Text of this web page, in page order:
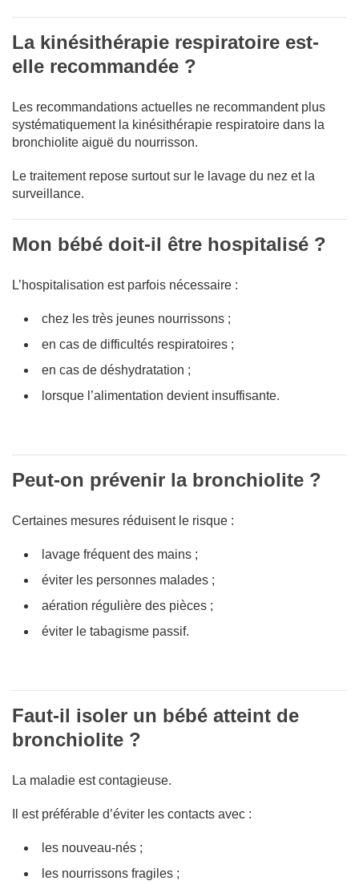
La kinésithérapie respiratoire est-
elle recommandée ?
Les recommandations actuelles ne recommandent plus
systématiquement la kinésithérapie respiratoire dans la
bronchiolite aiguë du nourrisson.
Le traitement repose surtout sur le lavage du nez et la
surveillance.
Mon bébé doit-il être hospitalisé ?
L’hospitalisation est parfois nécessaire :
chez les très jeunes nourrissons ;
en cas de difficultés respiratoires ;
en cas de déshydratation ;
lorsque l’alimentation devient insuffisante.
Peut-on prévenir la bronchiolite ?
Certaines mesures réduisent le risque :
lavage fréquent des mains ;
éviter les personnes malades ;
aération régulière des pièces ;
éviter le tabagisme passif.
Faut-il isoler un bébé atteint de
bronchiolite ?
La maladie est contagieuse.
Il est préférable d’éviter les contacts avec :
les nouveau-nés ;
les nourrissons fragiles ;